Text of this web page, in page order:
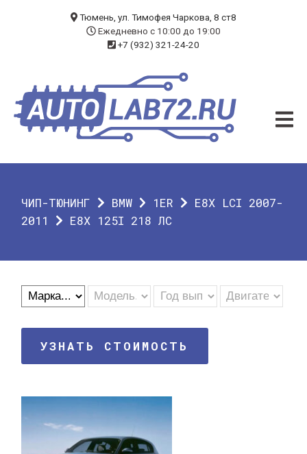
ЧИП-ТЮНИНГ
ДИАГНОСТИКА
О КОМПАНИИ
ГАРАНТИЯ
Тюмень, ул. Тимофея Чаркова, 8 ст8
Ежедневно с 10:00 до 19:00
+7 (932) 321-24-20
ЧИП-ТЮНИНГ BMW 1ER
E8X LCI 2007-
2011
Е8X 125I 218 ЛС
УЗНАТЬ СТОИМОСТЬ